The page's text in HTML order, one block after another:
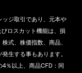
ジ取引であり、元本や
ロスカット機能は、損
式、株価指数、商品、
生する事もあります。
％以上、商品CFD：同